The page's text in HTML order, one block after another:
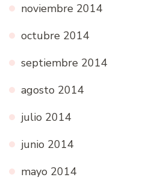
noviembre 2014
octubre 2014
septiembre 2014
agosto 2014
julio 2014
junio 2014
mayo 2014